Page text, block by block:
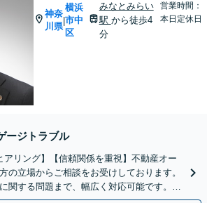
神奈
川県
|
横浜
市中
区
みなとみらい
駅 から徒歩4
分
営業時間：
本日定休日
ージトラブル
アリング】【信頼関係を重視】不動産オー
の立場からご相談をお受けしております。
関する問題まで、幅広く対応可能です。問
一度ご相談ください。